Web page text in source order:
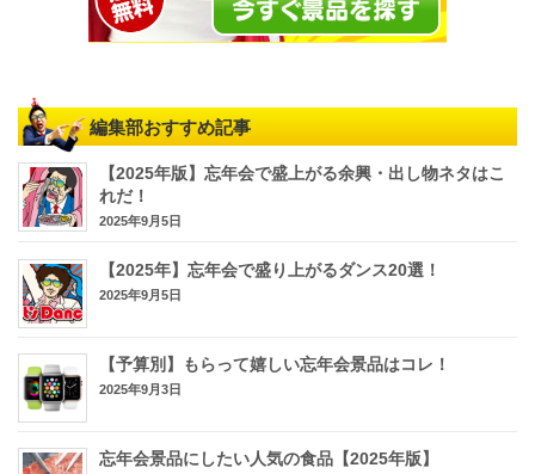
編集部おすすめ記事
【2025年版】忘年会で盛上がる余興・出し物ネタはこ
れだ！
2025年9月5日
【2025年】忘年会で盛り上がるダンス20選！
2025年9月5日
【予算別】もらって嬉しい忘年会景品はコレ！
2025年9月3日
忘年会景品にしたい人気の食品【2025年版】